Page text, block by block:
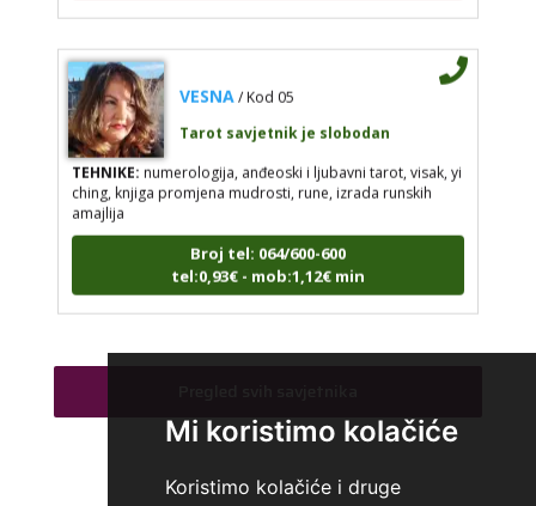
Mi koristimo kolačiće
Koristimo kolačiće i druge
VESNA / Kod 05
Tarot savjetnik je slobodan
TEHNIKE:numerologija, anđeoski i ljubavni tarot, visak, yi
ching, knjiga promjena mudrosti, rune, izrada runskih
amajlija
Broj tel: 064/600-600
tel:0,93€ - mob:1,12€ min
Tarot savjetnik je zauzet